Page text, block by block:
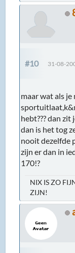
#10 31-08-
maar wat als je
hebt??? dan
dan is het tog
nooit dezelfde
zijn er dan in
170!?
NIX IS ZO
ZIJN!